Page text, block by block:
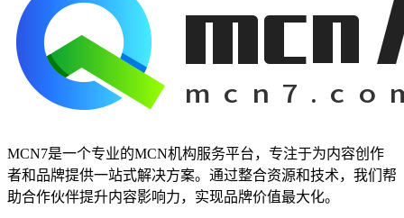
MCN7是一个专业的MCN机构服务平台，专注于为内容创作
者和品牌提供一站式解决方案。通过整合资源和技术，我们帮
助合作伙伴提升内容影响力，实现品牌价值最大化。